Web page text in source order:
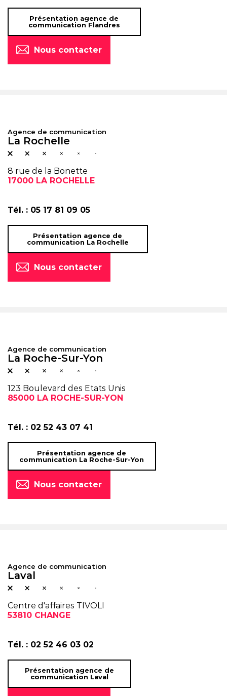
Présentation agence de
communication Flandres
Nous contacter
Agence de communication
La Rochelle
8 rue de la Bonette
17000 LA ROCHELLE
Tél. : 05 17 81 09 05
Présentation agence de
communication La Rochelle
Nous contacter
Agence de communication
La Roche-Sur-Yon
123 Boulevard des Etats Unis
85000 LA ROCHE-SUR-YON
Tél. : 02 52 43 07 41
Présentation agence de
communication La Roche-Sur-Yon
Nous contacter
Agence de communication
Laval
Centre d'affaires TIVOLI
53810 CHANGE
Tél. : 02 52 46 03 02
Présentation agence de
communication Laval